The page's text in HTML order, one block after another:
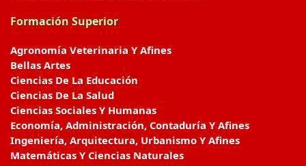
Formación Superior
Agronomía Veterinaria Y Afines
Bellas Artes
Ciencias De La Educación
Ciencias De La Salud
Ciencias Sociales Y Humanas
Economía, Administración, Contaduría Y Afines
Ingeniería, Arquitectura, Urbanismo Y Afines
Matemáticas Y Ciencias Naturales